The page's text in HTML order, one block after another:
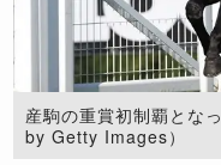
産駒の重賞初制覇とな
by Getty Images）